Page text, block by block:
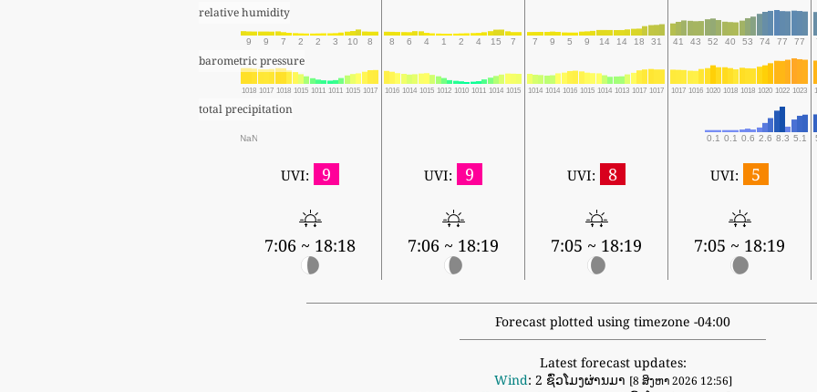
relative humidity
9 9 7 2 2 3 10 8 8 6 4 1 2 4 15 7 7 9 5 9 14 14 18 31 41 43 52 40 53 74 77 77
barometric pressure
1018 1017 1018 1015 1011 1011 1015 1017 1016 1014 1015 1012 1010 1011 1014 1015 1014 1014 1016 1015 1014 1013 1017 1017 1017 1016 1020 1018 1018 1020 1022 1023
total precipitation
NaN 0.1 0.1 0.6 2.6 8.3 5.1
UVI: 9
7:06 ~ 18:18
UVI: 9
7:06 ~ 18:19
UVI: 8
7:05 ~ 18:19
UVI: 5
7:05 ~ 18:19
Forecast plotted using timezone -04:00
Latest forecast updates:
Wind: 2 ຊົ່ວໂມງຜ່ານມາ [8 ສິງຫາ 2026 12:56]